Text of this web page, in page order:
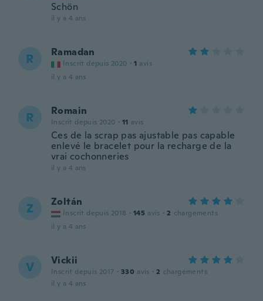
Schön
il y a 4 ans
R Ramadan
Inscrit depuis 2020 · 1 avis
il y a 4 ans
R Romain
Inscrit depuis 2020 · 11 avis
Ces de la scrap pas ajustable pas capable
enlevé le bracelet pour la recharge de la
vrai cochonneries
il y a 4 ans
Z Zoltán
Inscrit depuis 2018 · 145 avis · 2 chargements
il y a 4 ans
V Vickii
Inscrit depuis 2017 · 330 avis · 2 chargements
il y a 4 ans